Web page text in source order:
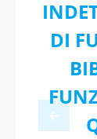
DI